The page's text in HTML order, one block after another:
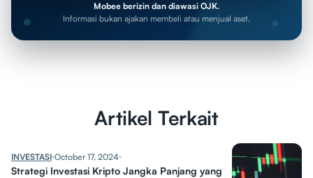
Mobee berizin dan diawasi OJK.
Informasi bukan ajakan membeli atau menjual aset.
Artikel Terkait
INVESTASI October 17, 2024
Strategi Investasi Kripto Jangka Panjang yang